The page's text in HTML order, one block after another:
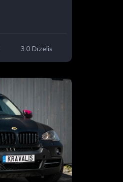
3.0 Dīzelis